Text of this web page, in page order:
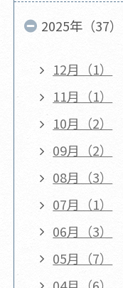
2025年（37）
12月（1）
11月（1）
10月（2）
09月（2）
08月（3）
07月（1）
06月（3）
05月（7）